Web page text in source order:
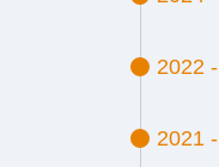
2022 -
2021 -